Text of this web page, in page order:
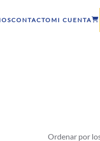
CONTACTO MI CUENTA